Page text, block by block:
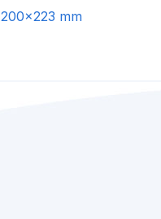
200x223 mm